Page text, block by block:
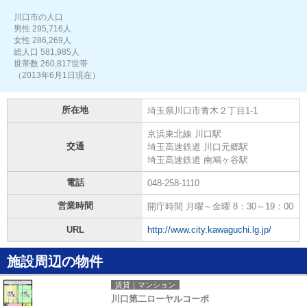
川口市の人口
男性 295,716人
女性 286,269人
総人口 581,985人
世帯数 260,817世帯
（2013年6月1日現在）
所在地 埼玉県川口市青木２丁目1-1
交通
京浜東北線 川口駅
埼玉高速鉄道 川口元郷駅
埼玉高速鉄道 南鳩ヶ谷駅
電話 048-258-1110
営業時間 開庁時間 月曜～金曜 8：30～19：00
URL http://www.city.kawaguchi.lg.jp/
施設周辺の物件
賃貸｜マンション
川口第二ローヤルコーポ